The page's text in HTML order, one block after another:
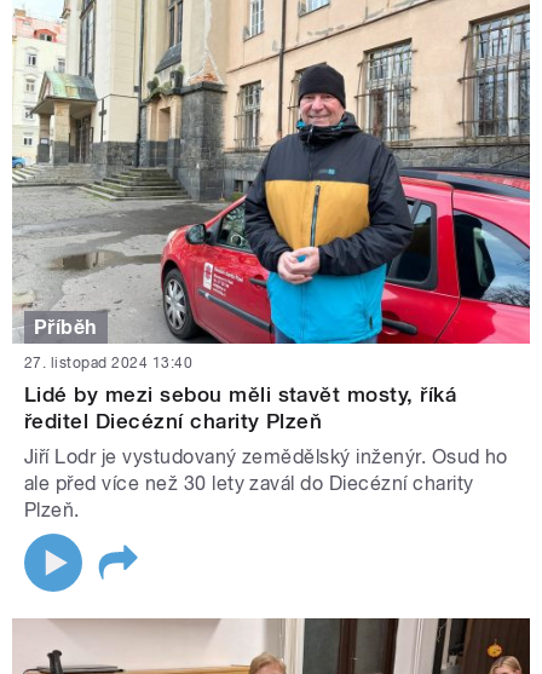
Příběh
27. listopad 2024 13:40
Lidé by mezi sebou měli stavět mosty, říká
ředitel Diecézní charity Plzeň
Jiří Lodr je vystudovaný zemědělský inženýr. Osud ho
ale před více než 30 lety zavál do Diecézní charity
Plzeň.